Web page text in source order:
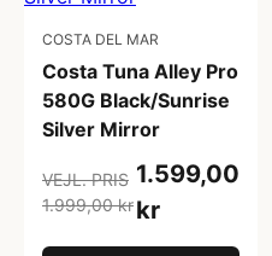
COSTA DEL MAR
Costa Tuna Alley Pro
580G Black/Sunrise
Silver Mirror
VEJL. PRIS
1.999,00 kr
1.599,00
kr